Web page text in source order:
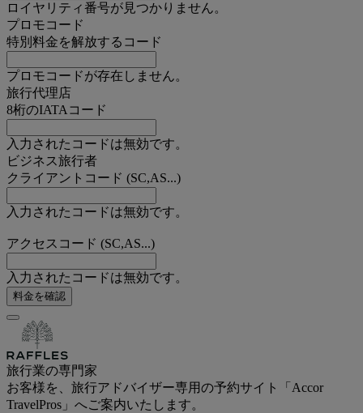
ロイヤリティ番号が見つかりません。
プロモコード
特別料金を解放するコード
プロモコードが存在しません。
旅行代理店
8桁のIATAコード
入力されたコードは無効です。
ビジネス旅行者
クライアントコード (SC,AS...)
入力されたコードは無効です。
アクセスコード (SC,AS...)
入力されたコードは無効です。
料金を確認
旅行業の専門家
お客様を、旅行アドバイザー専用の予約サイト「Accor
TravelPros」へご案内いたします。